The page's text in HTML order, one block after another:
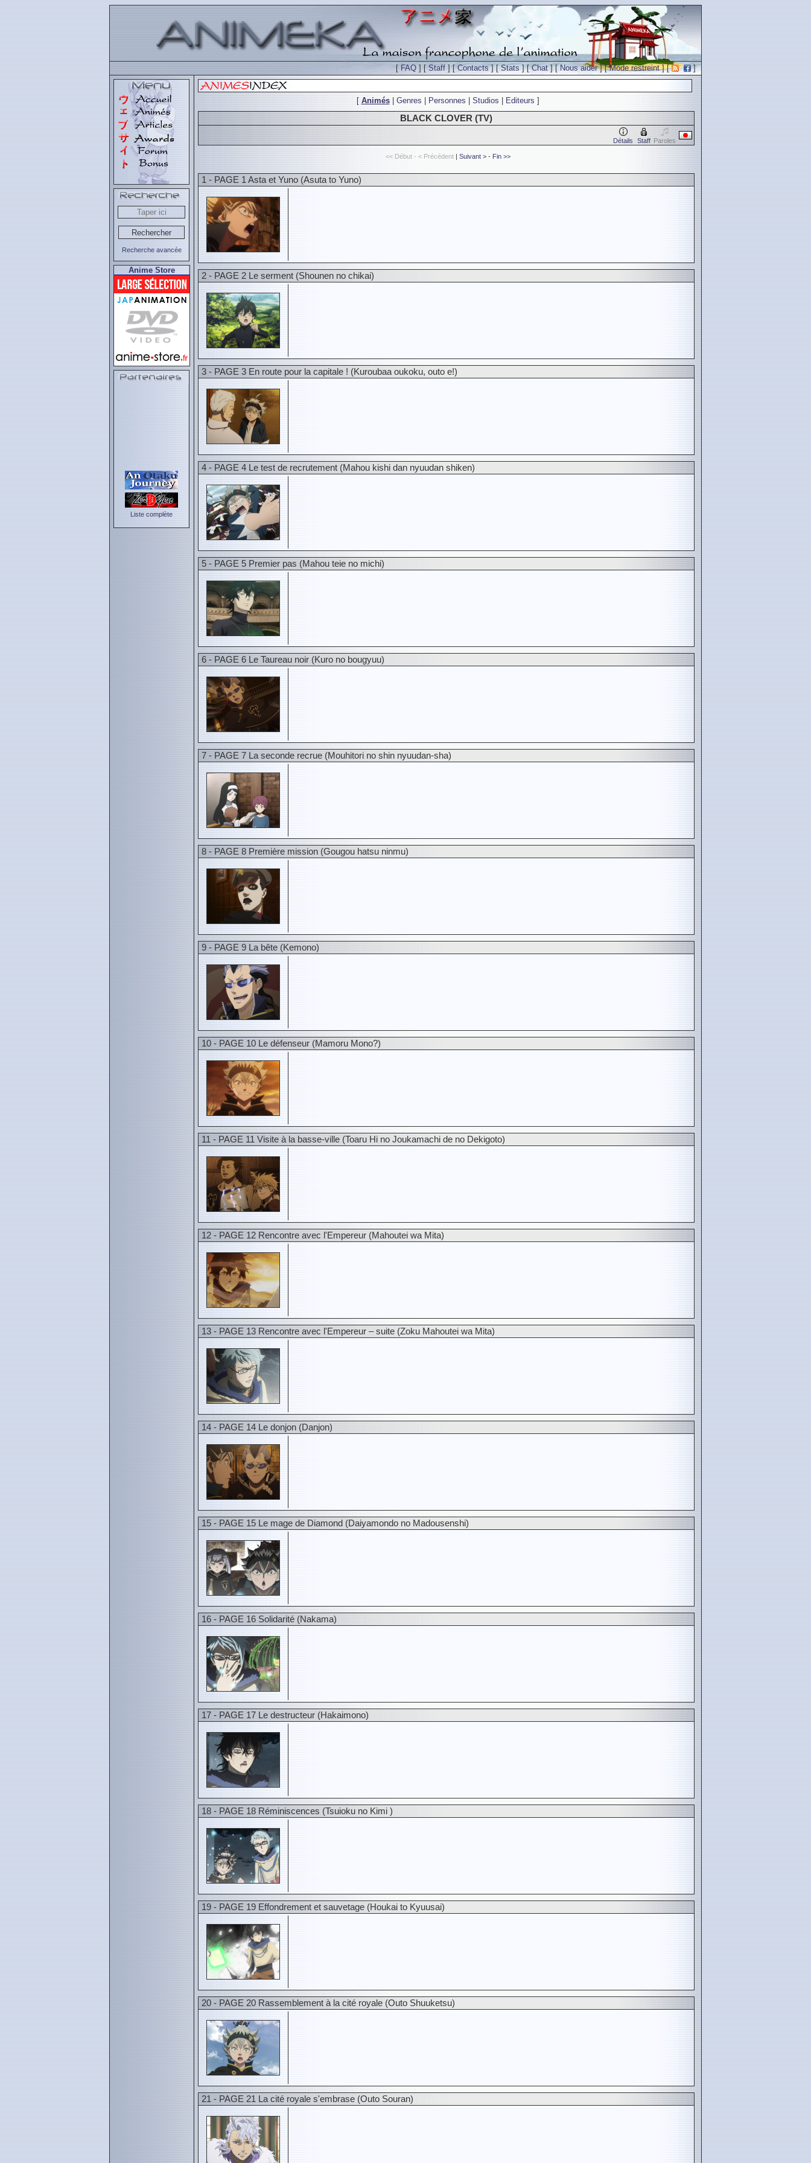
[FAQ ] [Staff ] [Contacts] [Stats] [Chat] [Nous aider] [Mode restreint] [ ]
Recherche avancée
Anime Store
Liste complète
[ Animés| Genres Personnes Studios Editeurs ]
BLACK CLOVER (TV)
Détails Staff Paroles
<< Début - < Précédent | Suivant >- Fin >>
1 - PAGE 1 Asta et Yuno (Asuta to Yuno)
2 - PAGE 2 Le serment (Shounen no chikai)
3 - PAGE 3 En route pour la capitale ! (Kuroubaa oukoku, outo e!)
4 - PAGE 4 Le test de recrutement (Mahou kishi dan nyuudan shiken)
5 - PAGE 5 Premier pas (Mahou teie no michi)
6 - PAGE 6 Le Taureau noir (Kuro no bougyuu)
7 - PAGE 7 La seconde recrue (Mouhitori no shin nyuudan-sha)
8 - PAGE 8 Première mission (Gougou hatsu ninmu)
9 - PAGE 9 La bête (Kemono)
10 - PAGE 10 Le défenseur (Mamoru Mono?)
11 - PAGE 11 Visite à la basse-ville (Toaru Hi no Joukamachi de no Dekigoto)
12 - PAGE 12 Rencontre avec l'Empereur (Mahoutei wa Mita)
13 - PAGE 13 Rencontre avec l'Empereur – suite (Zoku Mahoutei wa Mita)
14 - PAGE 14 Le donjon (Danjon)
15 - PAGE 15 Le mage de Diamond (Daiyamondo no Madousenshi)
16 - PAGE 16 Solidarité (Nakama)
17 - PAGE 17 Le destructeur (Hakaimono)
18 - PAGE 18 Réminiscences (Tsuioku no Kimi )
19 - PAGE 19 Effondrement et sauvetage (Houkai to Kyuusai)
20 - PAGE 20 Rassemblement à la cité royale (Outo Shuuketsu)
21 - PAGE 21 La cité royale s'embrase (Outo Souran)